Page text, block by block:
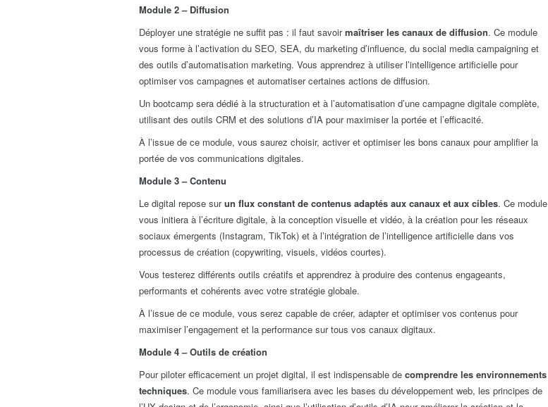
Module 2 – Diffusion
Déployer une stratégie ne suffit pas : il faut savoirmaîtriser les canaux de diffusion. Ce module
vous forme à l’activation du SEO, SEA, du marketing d’influence, du social media campaigning et
des outils d’automatisation marketing. Vous apprendrez à utiliser l’intelligence artificielle pour
optimiser vos campagnes et automatiser certaines actions de diffusion.
Un bootcamp sera dédié à la structuration et à l’automatisation d’une campagne digitale complète,
utilisant des outils CRM et des solutions d’IA pour maximiser la portée et l’efficacité.
À l’issue de ce module, vous saurez choisir, activer et optimiser les bons canaux pour amplifier la
portée de vos communications digitales.
Module 3 – Contenu
Le digital repose surun flux constant de contenus adaptés aux canaux et aux cibles. Ce module
vous initiera à l’écriture digitale, à la conception visuelle et vidéo, à la création pour les réseaux
sociaux émergents (Instagram, TikTok) et à l’intégration de l’intelligence artificielle dans vos
processus de création (copywriting, visuels, vidéos courtes).
Vous testerez différents outils créatifs et apprendrez à produire des contenus engageants,
performants et cohérents avec votre stratégie globale.
À l’issue de ce module, vous serez capable de créer, adapter et optimiser vos contenus pour
maximiser l’engagement et la performance sur tous vos canaux digitaux.
Module 4 – Outils de création
Pour piloter efficacement un projet digital, il est indispensable de comprendre les environnements
techniques. Ce module vous familiarisera avec les bases du développement web, les principes de